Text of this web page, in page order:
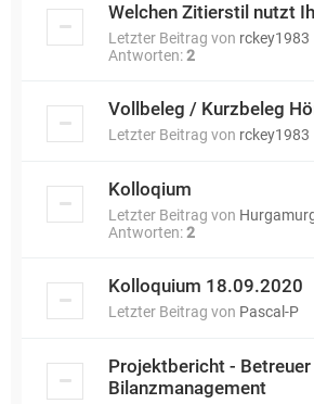
Welchen Zitierstil nutzt
Letzter Beitrag von rckey1983
Antworten:2
Vollbeleg / Kurzbeleg
Letzter Beitrag von rckey1983
Kolloqium
Letzter Beitrag von
Antworten:2
Kolloquium 18.09.2020
Letzter Beitrag von Pascal-P
Projektbericht -
Bilanzmanagement